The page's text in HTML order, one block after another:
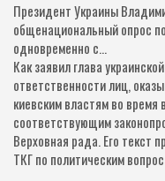
Президент Украины
общенациональный опрос
одновременно с…
Как заявил глава
ответственности лиц,
киевским властям во
соответствующим
Верховная рада. Его текст
ТКГ по политическим